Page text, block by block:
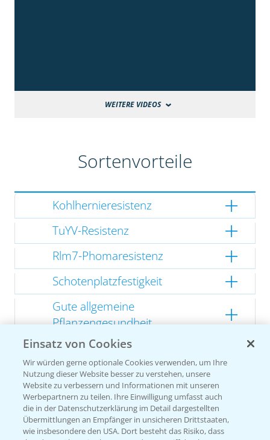
WEITERE VIDEOS
Sortenvorteile
Kohlhernieresistenz
TuYV-Resistenz
Rlm7-Phomaresistenz
Schotenplatzfestigkeit
Gute allgemeine
Pflanzengesundheit
Kompakte Herbstentwicklung
Empfehlungen
Einsatz von Cookies
Wir würden gerne optionale Cookies verwenden, um Ihre
Nutzung dieser Website besser zu verstehen, unsere
Website zu verbessern und Informationen mit unseren
Werbepartnern zu teilen. Ihre Einwilligung umfasst auch
die in der Datenschutzerklärung im Detail dargestellten
Übermittlungen an Empfänger in unsicheren Drittstaaten,
wie insbesondere den USA. Dort besteht das Risiko, dass